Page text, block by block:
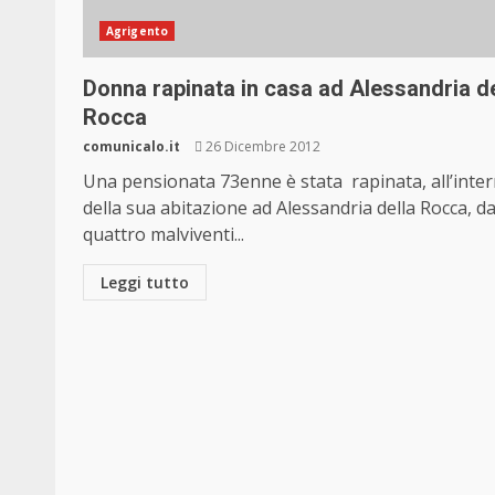
Agrigento
Donna rapinata in casa ad Alessandria
Rocca
comunicalo.it 26 Dicembre 2012
Una pensionata 73enne è stata rapinata,
della sua abitazione ad Alessandria della Rocca, da
quattro malviventi...
Leggi tutto